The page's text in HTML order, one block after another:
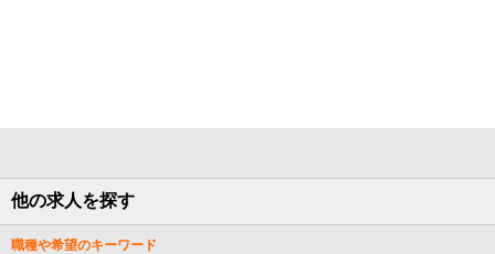
他の求人を探す
職種や希望のキーワード